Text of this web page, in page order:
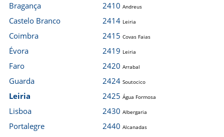
Bragança
Castelo Branco
Coimbra
Évora
Faro
Guarda
Leiria
Lisboa
Portalegre
2410 Andreus
2414 Leiria
2415 Covas Faias
2419 Leiria
2420 Arrabal
2424 Soutocico
2425 Água Formosa
2430 Albergaria
2440 Alcanadas